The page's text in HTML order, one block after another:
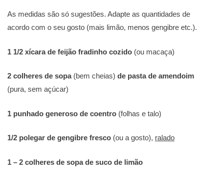
As medidas são só sugestões. Adapte as quantidades de
acordo com o seu gosto (mais limão, menos gengibre etc.).
1 1/2 xícara de feijão fradinho cozido (ou macaça)
2 colheres de sopa(bem cheias) de pasta de amendoim
(pura, sem açúcar)
1 punhado generoso de coentro (folhas e talo)
1/2 polegar de gengibre fresco (ou a gosto), ralado
1 – 2 colheres de sopa de suco de limão